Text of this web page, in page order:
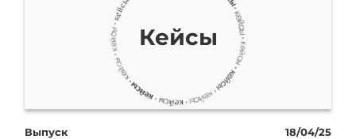
Кейсы
Выпуск 18/04/25